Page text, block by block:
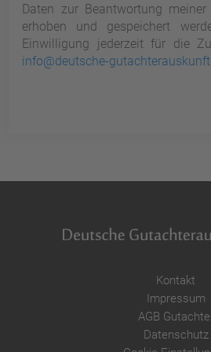
Daten zur Beantwortung
erhoben und gespeichert
Einwilligung jederzeit für die
info@deutsche-
Kontakt
Impressum
AGB
Datenschutz